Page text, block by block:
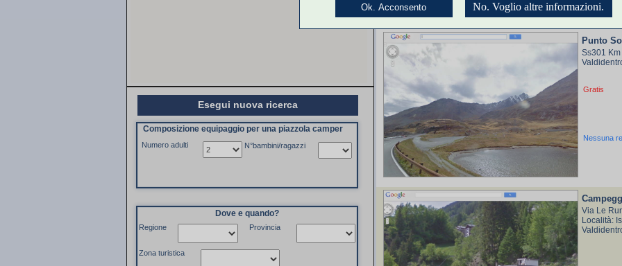
Punto
Ss301
Gratis
Nessuna
Via Le
Località:
Esegui nuova ricerca
Composizione equipaggio per una piazzola camper
Numero adulti N°bambini/ragazzi
Regione Provincia
Zona turistica
Dove e quando?
Ok. Acconsento No. Voglio altre informazioni.